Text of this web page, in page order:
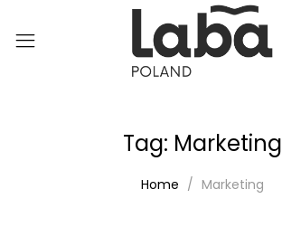
Tag: Marketing
Home Marketing